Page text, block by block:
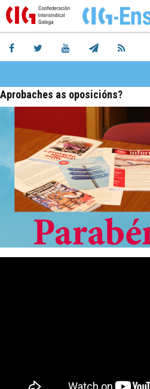
Aprobaches as oposicións?